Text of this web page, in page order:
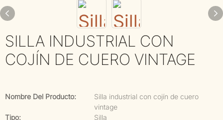
SILLA INDUSTRIAL CON
COJÍN DE CUERO VINTAGE
Nombre Del Producto:
Silla industrial con cojín de cuero
vintage
Tipo:
Silla